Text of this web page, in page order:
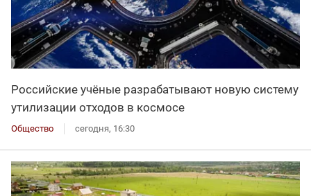
Российские учёные разрабатывают новую систему
утилизации отходов в космосе
Общество сегодня, 16:30